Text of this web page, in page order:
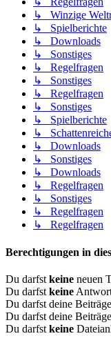
↳ Winzige
↳ Spielberichte
↳ Downloads
↳ Sonstiges
↳ Regelfragen
↳ Sonstiges
↳ Regelfragen
↳ Sonstiges
↳ Spielberichte
↳
↳ Downloads
↳ Sonstiges
↳ Downloads
↳ Regelfragen
↳ Sonstiges
↳ Regelfragen
↳ Regelfragen
Berechtigungen in
Du darfst keine neuen
Du darfst keine
Du darfst deine
Du darfst deine
Du darfst keine